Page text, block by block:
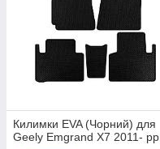
Килимки EVA (Чорний) для
Geely Emgrand X7 2011- рр